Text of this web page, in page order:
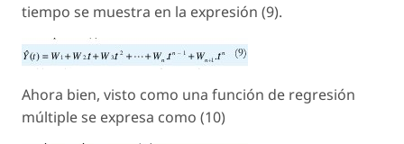
tiempo se muestra en la expresión (9).
Ahora bien, visto como una función de regresión
múltiple se expresa como (10)